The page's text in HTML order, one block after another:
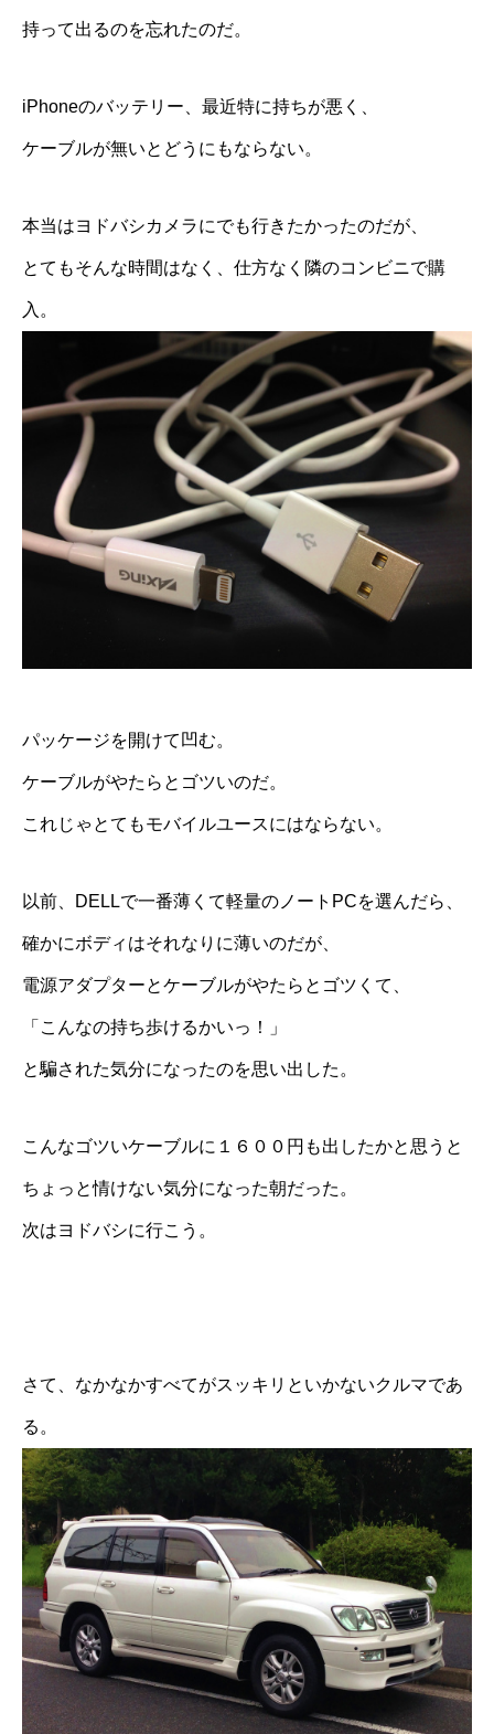
持って出るのを忘れたのだ。
iPhoneのバッテリー、最近特に持ちが悪く、
ケーブルが無いとどうにもならない。
本当はヨドバシカメラにでも行きたかったのだが、
とてもそんな時間はなく、仕方なく隣のコンビニで購
入。
パッケージを開けて凹む。
ケーブルがやたらとゴツいのだ。
これじゃとてもモバイルユースにはならない。
以前、DELLで一番薄くて軽量のノートPCを選んだら、
確かにボディはそれなりに薄いのだが、
電源アダプターとケーブルがやたらとゴツくて、
「こんなの持ち歩けるかいっ！」
と騙された気分になったのを思い出した。
こんなゴツいケーブルに１６００円も出したかと思うと
ちょっと情けない気分になった朝だった。
次はヨドバシに行こう。
さて、なかなかすべてがスッキリといかないクルマであ
る。